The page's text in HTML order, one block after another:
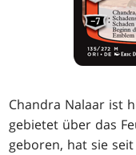
Chandra Nalaar ist
gebietet über das
geboren, hat sie